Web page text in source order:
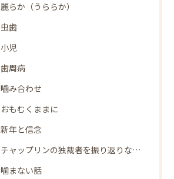
麗らか（うららか）
虫歯
小児
歯周病
嚙み合わせ
おもむくままに
新年と信念
チャップリンの独裁者を振り返りながら
噛まない話